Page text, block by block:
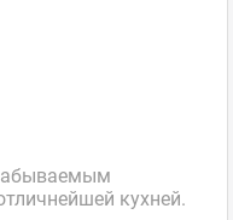
кухней.